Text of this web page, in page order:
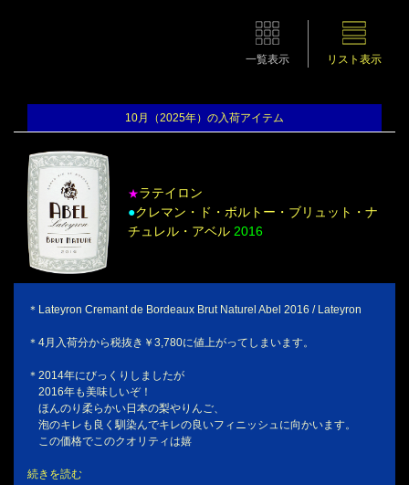
リスト表示
一覧表示
10月（2025年）の入荷アイテム
★ラテイロン
●クレマン・ド・ボルトー・ブリュット・ナ
チュレル・アベル 2016
＊Lateyron Cremant de Bordeaux Brut Naturel Abel 2016 / Lateyron
＊4月入荷分から税抜き￥3,780に値上がってしまいます。
＊2014年にびっくりしましたが
2016年も美味しいぞ！
ほんのり柔らかい日本の梨やりんご、
泡のキレも良く馴染んでキレの良いフィニッシュに向かいます。
この価格でこのクオリティは嬉
続きを読む